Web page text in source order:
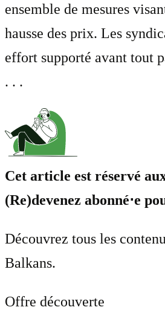
ensemble de mesures
hausse des prix. Les
effort supporté avant tout
. . .
Cet article est réservé
(Re)devenez abonné⋅e
Découvrez tous les
Balkans.
Offre découverte